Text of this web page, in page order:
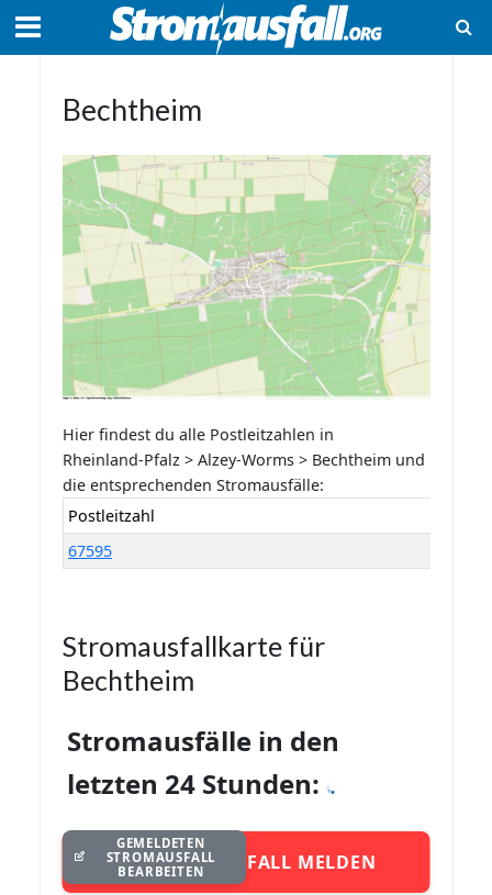
Bechtheim
Hier findest du alle Postleitzahlen in
Rheinland-Pfalz > Alzey-Worms > Bechtheim und
die entsprechenden Stromausfälle:
Postleitzahl
67595
Stromausfallkarte für
Bechtheim
Stromausfälle in den
letzten 24 Stunden:
STROMAUSFALL MELDEN
GEMELDETEN
STROMAUSFALL
BEARBEITEN